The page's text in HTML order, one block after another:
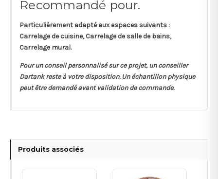
Recommandé pour.
Particulièrement adapté aux espaces suivants :
Carrelage de cuisine, Carrelage de salle de bains,
Carrelage mural.
Pour un conseil personnalisé sur ce projet, un conseiller
Dartank reste à votre disposition. Un échantillon physique
peut être demandé avant validation de commande.
Produits associés